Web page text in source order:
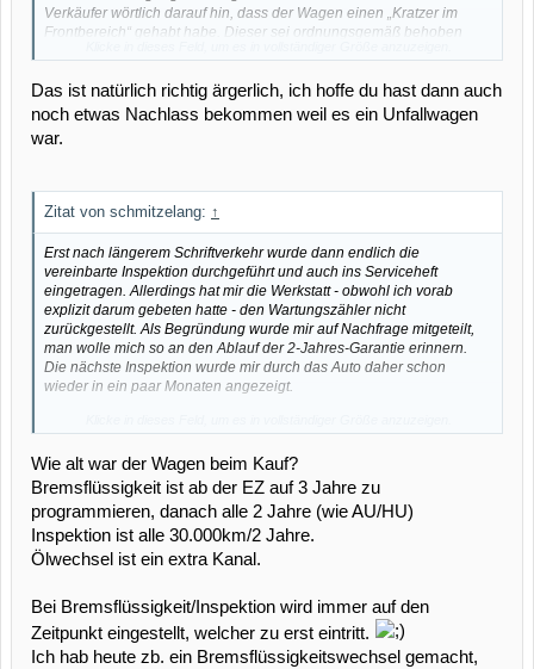
Verkäufer wörtlich darauf hin, dass der Wagen einen „Kratzer im
Frontbereich“ gehabt habe. Dieser sei ordnungsgemäß behoben
Erst aus dem schriftlichen Kaufvertrag war dann auf Seite 2 zu
ersehen, dass das Auto einenUnfallim Frontbereich erlitten hatte.
Auf meine Bitte hat man mir dann die Reparaturrechnung vorgelegt.
Diese belief sich auf knapp 2.000 €. Man hat also versucht mir einen
bewussten Täuschung!
Bei Abholung des Wagens war ins Serviceheft aber nichts
eingetragen. Der Verkäufer hatte sich darum auch nicht gekümmert
und wusste nicht einmal wo das Serviceheft war. Zitat: „Vermutlich im
Handschuhfach“.
Das Serviceheft wurde mir dann nachgeschickt, eingetragen war
aber nur ein „Ölwechsel“, und nicht die teurere „Inspektion“.
Das ist natürlich richtig ärgerlich, ich hoffe du hast dann auch
noch etwas Nachlass bekommen weil es ein Unfallwagen
war.
Zitat von schmitzelang: ↑
Erst nach längerem Schriftverkehr wurde dann endlich die
vereinbarte Inspektion durchgeführt und auch ins Serviceheft
eingetragen. Allerdings hat mir die Werkstatt - obwohl ich vorab
explizit darum gebeten hatte - den Wartungszähler nicht
zurückgestellt. Als Begründung wurde mir auf Nachfrage mitgeteilt,
man wolle mich so an den Ablauf der 2-Jahres-Garantie erinnern.
Die nächste Inspektion wurde mir durch das Auto daher schon
wieder in ein paar Monaten angezeigt.
Wartungsanzeige die nächste Inspektion anzeigen und nicht den
Garantieablauf in ein paar Monaten. Nur wegen dieser nicht
zurückgestellten Wartungsanzeige musste ich also ein paar Monate
später wiederum eine Audi-Werkstatt aufsuchen, mit Kosten für mich.
Wie alt war der Wagen beim Kauf?
Bremsflüssigkeit ist ab der EZ auf 3 Jahre zu
programmieren, danach alle 2 Jahre (wie AU/HU)
Inspektion ist alle 30.000km/2 Jahre.
Ölwechsel ist ein extra Kanal.
Bei Bremsflüssigkeit/Inspektion wird immer auf den
Zeitpunkt eingestellt, welcher zu erst eintritt.
Ich hab heute zb. ein Bremsflüssigkeitswechsel gemacht,